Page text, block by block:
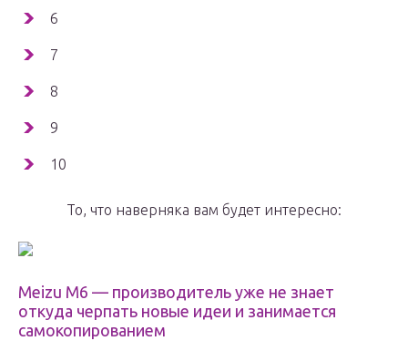
6
7
8
9
10
То, что наверняка вам будет интересно:
Meizu M6 — производитель уже не знает
откуда черпать новые идеи и занимается
самокопированием